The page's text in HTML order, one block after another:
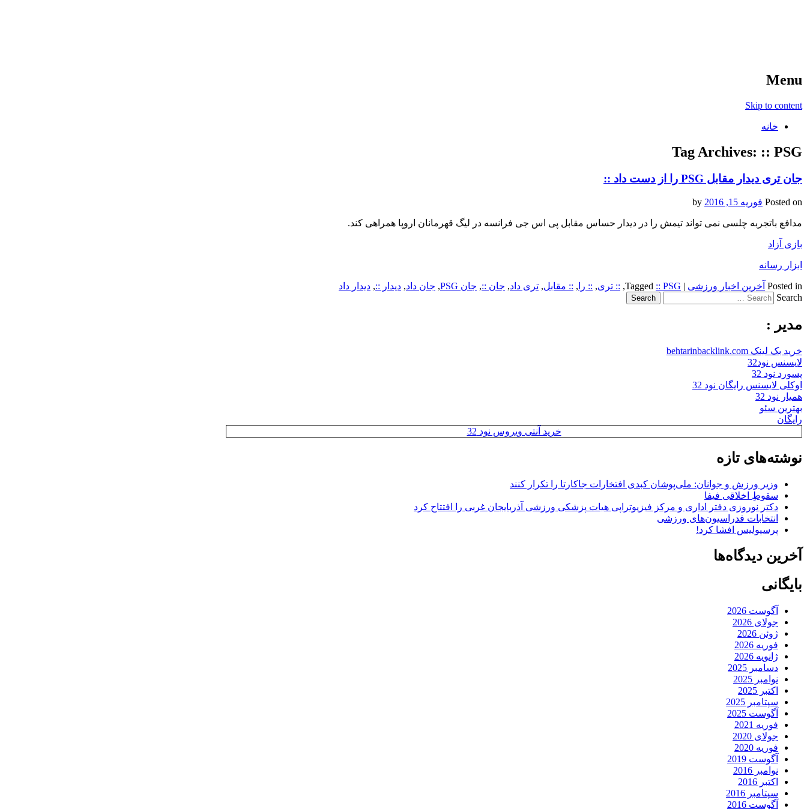
Menu
Skip to content
خانه
Tag Archives: :: PSG
جان تری دیدار مقابل PSG را از دست داد ::
Posted on فوریه 15, 2016
مدافع باتجربه چلسی نمی تواند تیمش را در دیدار حساس مقابل پی اس جی فرانسه در لیگ قهرمانان اروپا همراهی کند.
بازی آزاد
ابزار رسانه
Posted in آخرین اخبار ورزشی |
Tagged :: PSG
, :: تری, :: را , :: مقابل, تری داد, جان ::, جان PSG , جان داد, دیدار ::, دیدار داد
Search
مدیر :
خرید بک لینک behtarinbacklink.com
لایسنس نود32
پسورد نود 32
اوکلی لایسنس رایگان نود 32
همیار نود 32
بهترین سئو
رایگان
خرید آنتی ویروس نود 32
نوشته‌های تازه
وزیر ورزش و جوانان: ملی‌پوشان کبدی افتخارات جاکارتا را تکرار کنند
سقوطِ اخلاقی فیفا
دکتر نوروزی دفتر اداری و مرکز فیزیوتراپی هیات پزشکی ورزشی آذربایجان غربی را افتتاح کرد
انتخابات فدراسیون‌های ورزشی
پرسپولیس افشا کرد!
آخرین دیدگاه‌ها
بایگانی
آگوست 2026
جولای 2026
ژوئن 2026
فوریه 2026
ژانویه 2026
دسامبر 2025
نوامبر 2025
اکتبر 2025
سپتامبر 2025
آگوست 2025
فوریه 2021
جولای 2020
فوریه 2020
آگوست 2019
نوامبر 2016
اکتبر 2016
سپتامبر 2016
آگوست 2016